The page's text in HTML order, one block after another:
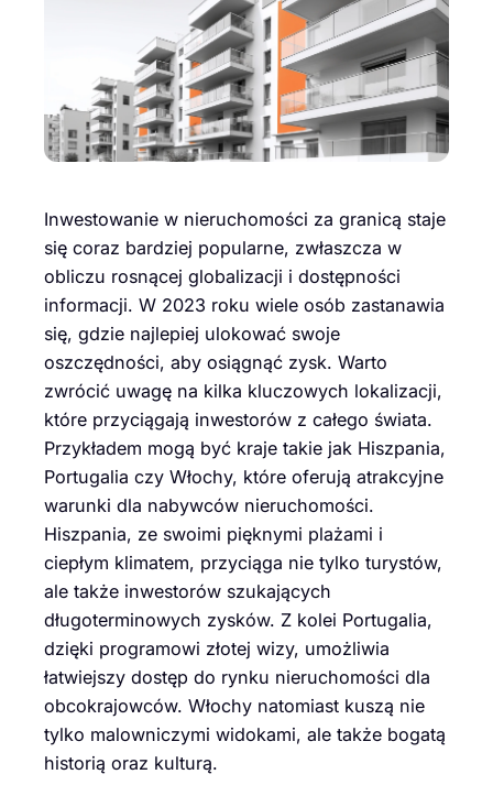
Inwestowanie w nieruchomości za granicą staje
się coraz bardziej popularne, zwłaszcza w
obliczu rosnącej globalizacji i dostępności
informacji. W 2023 roku wiele osób zastanawia
się, gdzie najlepiej ulokować swoje
oszczędności, aby osiągnąć zysk. Warto
zwrócić uwagę na kilka kluczowych lokalizacji,
które przyciągają inwestorów z całego świata.
Przykładem mogą być kraje takie jak Hiszpania,
Portugalia czy Włochy, które oferują atrakcyjne
warunki dla nabywców nieruchomości.
Hiszpania, ze swoimi pięknymi plażami i
ciepłym klimatem, przyciąga nie tylko turystów,
ale także inwestorów szukających
długoterminowych zysków. Z kolei Portugalia,
dzięki programowi złotej wizy, umożliwia
łatwiejszy dostęp do rynku nieruchomości dla
obcokrajowców. Włochy natomiast kuszą nie
tylko malowniczymi widokami, ale także bogatą
historią oraz kulturą.